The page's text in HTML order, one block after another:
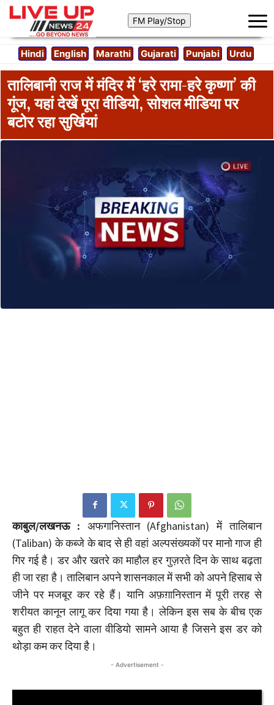
Hindi English Marathi Gujarati Punjabi Urdu
तालिबानी राज में मंदिर में ‘हरे रामा-हरे कृष्णा’ की
गूंज, यहां देखें पूरा वीडियो, सोशल मीडिया पर
बटोर रहा सुर्खियां
काबुल/लखनऊ : अफगानिस्तान (Afghanistan) में तालिबान
(Taliban) के कब्जे के बाद से ही वहां अल्पसंख्यकों पर मानो गाज ही
गिर गई है। डर और खतरे का माहौल हर गुज़रते दिन के साथ बढ़ता
ही जा रहा है। तालिबान अपने शासनकाल में सभी को अपने हिसाब से
जीने पर मजबूर कर रहे हैं। यानि अफ़ग़ानिस्तान में पूरी तरह से
शरीयत कानून लागू कर दिया गया है। लेकिन इस सब के बीच एक
बहुत ही राहत देने वाला वीडियो सामने आया है जिसने इस डर को
थोड़ा कम कर दिया है।
- Advertisement -